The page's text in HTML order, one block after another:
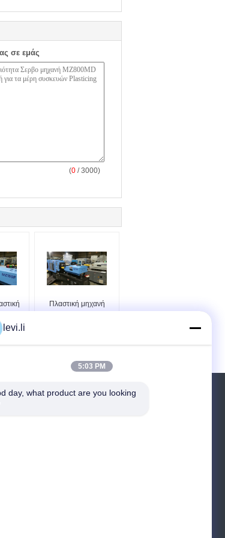
σε εμάς
(0 / 3000)
ISO
Πλαστική μηχανή
MZ100MD
κράτησης
levi.li
5:03 PM
day, what product are you looking